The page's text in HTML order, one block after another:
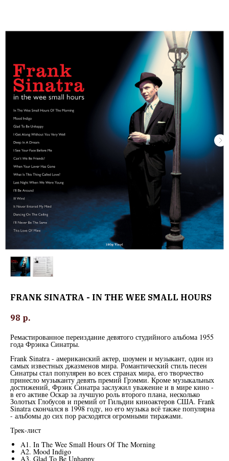
FRANK SINATRA - IN THE WEE SMALL HOURS
98 р.
Ремастированное переиздание девятого студийного альбома 1955
года Фрэнка Синатры.
Frank Sinatra - американский актер, шоумен и музыкант, один из
самых известных джазменов мира. Романтический стиль песен
Синатры стал популярен во всех странах мира, его творчество
принесло музыканту девять премий Грэмми. Кроме музыкальных
достижений, Фрэнк Синатра заслужил уважение и в мире кино -
в его активе Оскар за лучшую роль второго плана, несколько
Золотых Глобусов и премий от Гильдии киноактеров США. Frank
Sinatra скончался в 1998 году, но его музыка всё также популярна
- альбомы до сих пор расходятся огромными тиражами.
Трек-лист
A1. In The Wee Small Hours Of The Morning
A2. Mood Indigo
A3. Glad To Be Unhappy